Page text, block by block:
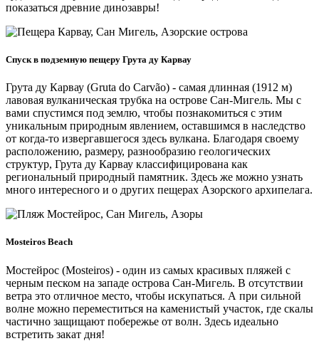
показаться древние динозавры!
Спуск в подземную пещеру Грута ду Карвау
Грута ду Карвау (Gruta do Carvão) - самая длинная (1912 м)
лавовая вулканическая трубка на острове Сан-Мигель. Мы с
вами спустимся под землю, чтобы познакомиться с этим
уникальным природным явлением, оставшимся в наследство
от когда-то извергавшегося здесь вулкана. Благодаря своему
расположению, размеру, разнообразию геологических
структур, Грута ду Карвау классифицирована как
региональный природный памятник. Здесь же можно узнать
много интересного и о других пещерах Азорского архипелага.
Mosteiros Beach
Мостейрос (Mosteiros) - один из самых красивых пляжей с
черным песком на западе острова Сан-Мигель. В отсутствии
ветра это отличное место, чтобы искупаться. А при сильной
волне можно переместиться на каменистый участок, где скалы
частично защищают побережье от волн. Здесь идеально
встретить закат дня!